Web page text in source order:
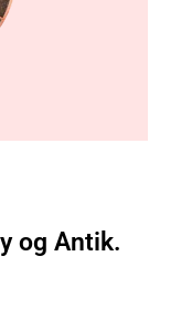
og Antik.